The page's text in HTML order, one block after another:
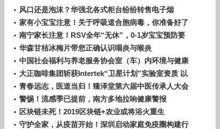
风口还是泡沫？华强北各式柜台纷纷转售电子烟
家有小宝宝注意！关于呼吸道合胞病毒，你准备好了
吗？
南宁家长注意！RSV全年“无休”，0-1岁宝宝预防要
趁早
华森甘桔冰梅片带您正确认识咽炎与喉炎
中国社会福利与养老服务协会室（车）内环境与健康
科技分会正式成立！
大正咖啡集团斩获Intertek“卫星计划”实验室资质 以
严苛品控赋能全球化发展
青春远志，医道当归！臻泽堂第六届中医传承人大会
暨答谢晚宴圆满落幕
警惕！流感季已提前，南方多地拉响健康警报
区块链未死！2019区块链+农业或将浴火重生
守护全家，从疫苗开始！深圳启动家庭免疫圈构建行